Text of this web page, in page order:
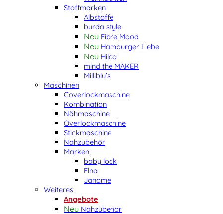
Stoffmarken
Albstoffe
burda style
Fibre Mood
Hamburger Liebe
Hilco
mind the MAKER
Milliblu’s
Maschinen
Coverlockmaschine
Kombination
Nähmaschine
Overlockmaschine
Stickmaschine
Nähzubehör
Marken
baby lock
Elna
Janome
Weiteres
Angebote
Nähzubehör